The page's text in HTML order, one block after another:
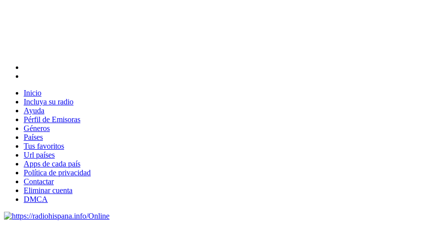
Inicio
Incluya su radio
Ayuda
Pérfil de Emisoras
Géneros
Países
Tus favoritos
Url países
Apps de cada país
Política de privacidad
Contactar
Eliminar cuenta
DMCA
Online